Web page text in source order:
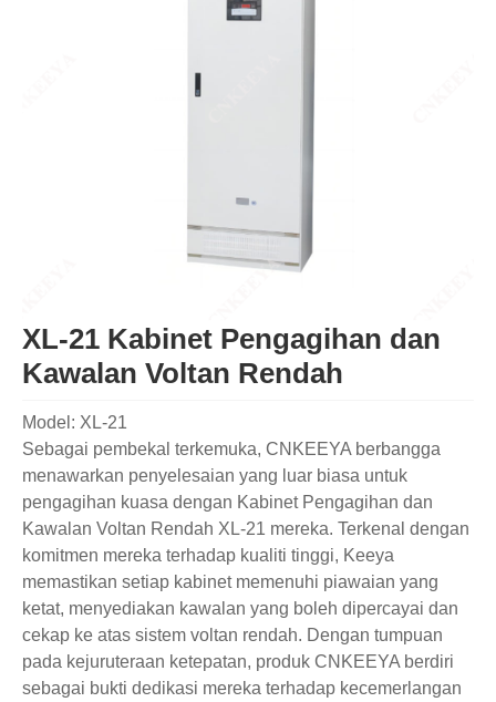
XL-21 Kabinet Pengagihan dan
Kawalan Voltan Rendah
Model: XL-21
Sebagai pembekal terkemuka, CNKEEYA berbangga
menawarkan penyelesaian yang luar biasa untuk
pengagihan kuasa dengan Kabinet Pengagihan dan
Kawalan Voltan Rendah XL-21 mereka. Terkenal dengan
komitmen mereka terhadap kualiti tinggi, Keeya
memastikan setiap kabinet memenuhi piawaian yang
ketat, menyediakan kawalan yang boleh dipercayai dan
cekap ke atas sistem voltan rendah. Dengan tumpuan
pada kejuruteraan ketepatan, produk CNKEEYA berdiri
sebagai bukti dedikasi mereka terhadap kecemerlangan